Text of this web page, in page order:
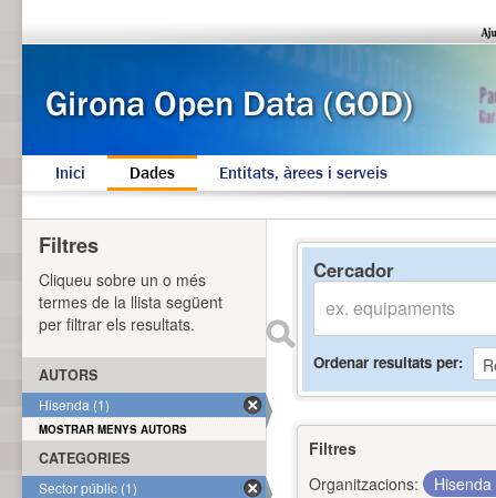
Inici Dades Entitats, àrees i serveis
Cercador
Ordenar resultats per
Filtres
Organitzacions:
Hisenda
Filtres
Cliqueu sobre un o més
termes de la llista següent
per filtrar els resultats.
AUTORS
Hisenda (1)
MOSTRAR MENYS AUTORS
CATEGORIES
Sector públic (1)